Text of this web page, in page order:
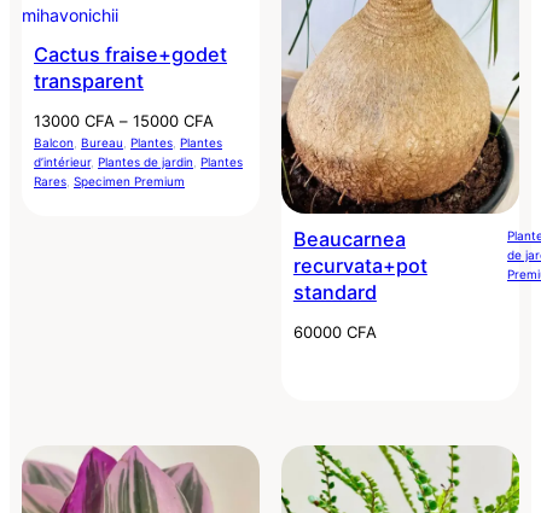
Cactus fraise+godet
transparent
13000 CFA – 15000 CFA
Plage
de
prix :
13000 CFA
Balcon Bureau Plantes Plantes
d’intérieur, Plantes de jardin Plantes
Rares Specimen Premium
Beaucarnea
recurvata+pot
standard
60000 CFA
de